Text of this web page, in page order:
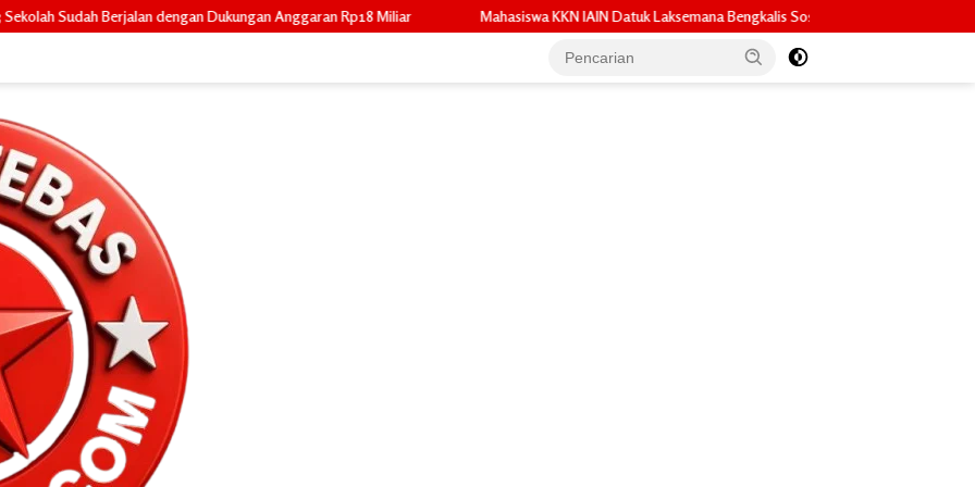
Anggaran Rp18 Miliar Mahasiswa KKN IAIN Datuk Laksemana Bengkalis Sosialisasikan Pembuatan Pupuk Organik Cair dan NPK Cair